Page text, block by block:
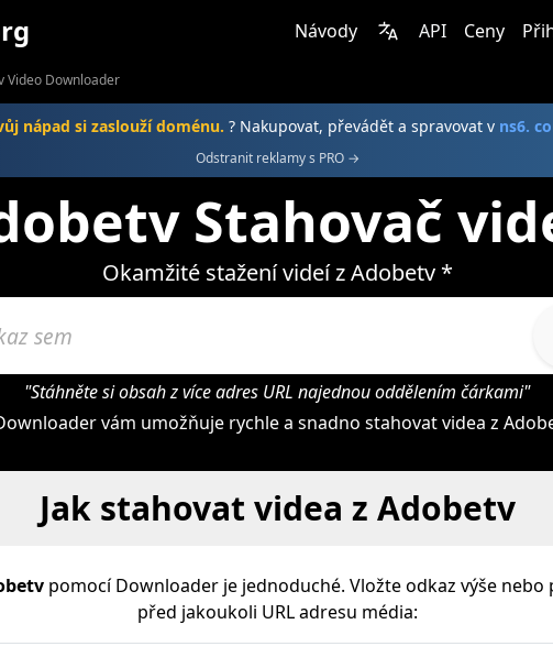
Návody API Ceny
Video Downloader
nápad si zaslouží doménu. ? Nakupovat, převádět a spravovat v ns6.
Odstranit reklamy s PRO →
Stahovač
Okamžité stažení videí z Adobetv *
"Stáhněte si obsah z více adres URL najednou oddělením čárkami"
vám umožňuje rychle a snadno stahovat videa z
Jak stahovat videa z Adobetv
pomocí Downloader je jednoduché. Vložte odkaz výše nebo
před jakoukoli URL adresu média: